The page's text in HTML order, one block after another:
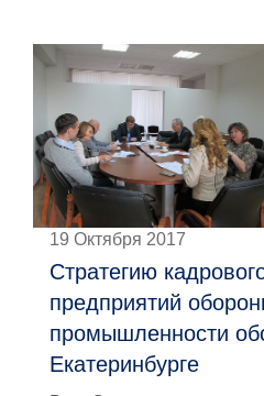
19 Октября 2017
Стратегию
предприятий
промышленности
Екатеринбурге